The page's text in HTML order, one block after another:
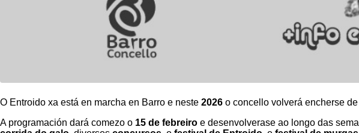
O Entroido xa está en marcha en Barro e neste 2026 o concello volverá encherse
A programación dará comezo o 15 de febreiro e desenvolverase ao longo das